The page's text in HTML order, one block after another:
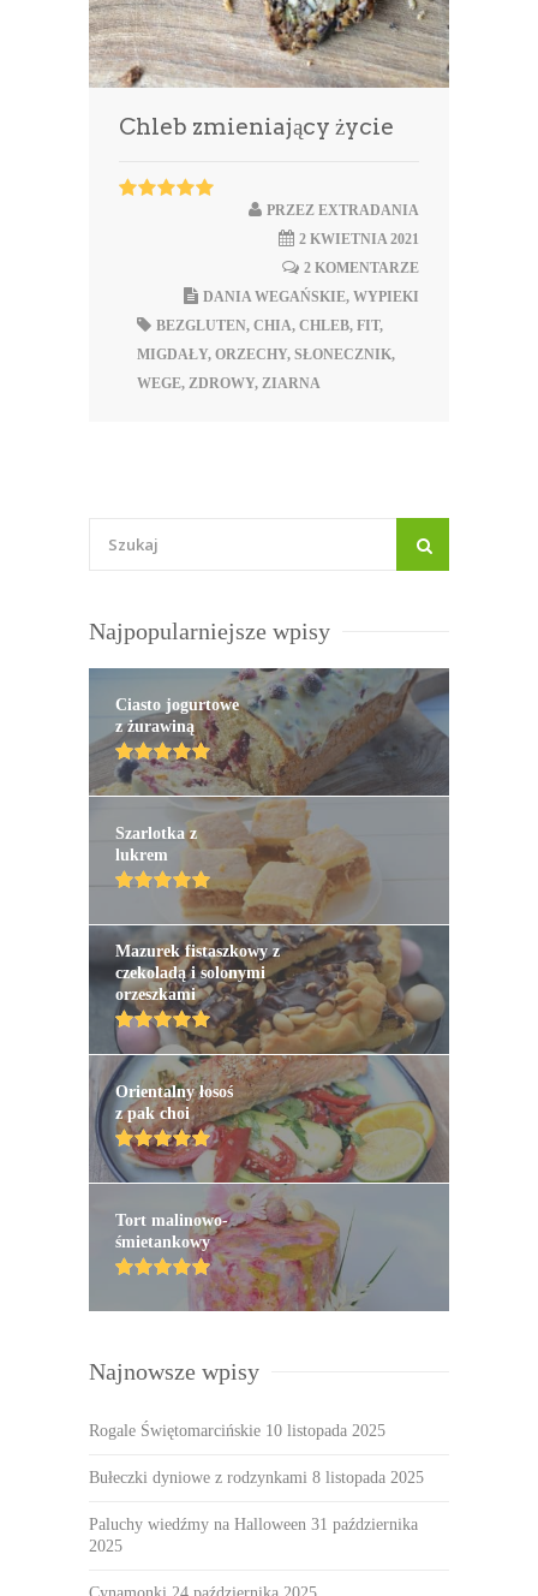
Chleb zmieniający życie
PRZEZ EXTRADANIA
2 KWIETNIA 2021
2 KOMENTARZE
DANIA WEGAŃSKIE, WYPIEKI
BEZGLUTEN, CHIA, CHLEB, FIT,
MIGDAŁY, ORZECHY, SŁONECZNIK,
WEGE, ZDROWY, ZIARNA
Najpopularniejsze wpisy
Ciasto jogurtowe
z żurawiną
Szarlotka z
lukrem
Mazurek fistaszkowy z
czekoladą i solonymi
orzeszkami
Orientalny łosoś
z pak choi
Tort malinowo-
śmietankowy
Najnowsze wpisy
Rogale Świętomarcińskie 10 listopada 2025
Bułeczki dyniowe z rodzynkami 8 listopada 2025
Paluchy wiedźmy na Halloween 31 października
2025